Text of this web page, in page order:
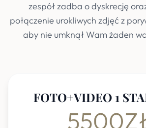
zespół zadba o dyskrecję
połączenie urokliwych zdjęć z
aby nie umknął Wam żaden
FOTO+VIDEO 1